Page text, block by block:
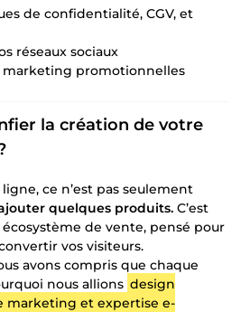
de confidentialité, CGV, et
réseaux sociaux
marketing promotionnelles
la création de votre
ce n’est pas seulement
quelques produits. C’est
de vente, pensé pour
vos visiteurs.
avons compris que chaque
nous allions design
marketing et expertise e-